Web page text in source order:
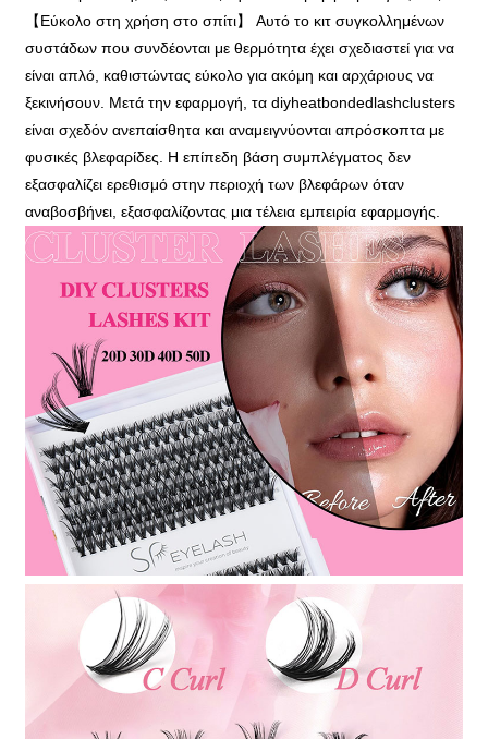
【Εύκολο στη χρήση στο σπίτι】 Αυτό το κιτ συγκολλημένων
συστάδων που συνδέονται με θερμότητα έχει σχεδιαστεί για να
είναι απλό, καθιστώντας εύκολο για ακόμη και αρχάριους να
ξεκινήσουν. Μετά την εφαρμογή, τα diyheatbondedlashclusters
είναι σχεδόν ανεπαίσθητα και αναμειγνύονται απρόσκοπτα με
φυσικές βλεφαρίδες. Η επίπεδη βάση συμπλέγματος δεν
εξασφαλίζει ερεθισμό στην περιοχή των βλεφάρων όταν
αναβοσβήνει, εξασφαλίζοντας μια τέλεια εμπειρία εφαρμογής.